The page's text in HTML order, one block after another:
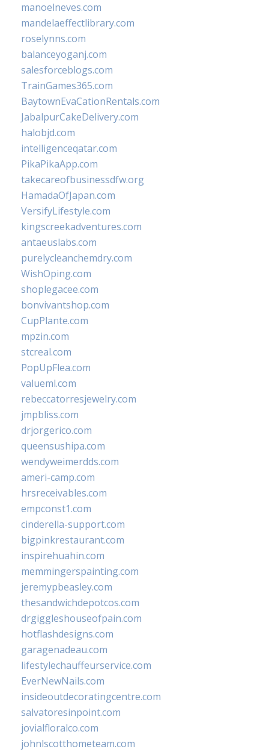
manoelneves.com
mandelaeffectlibrary.com
roselynns.com
balanceyoganj.com
salesforceblogs.com
TrainGames365.com
BaytownEvaCationRentals.com
JabalpurCakeDelivery.com
halobjd.com
intelligenceqatar.com
PikaPikaApp.com
takecareofbusinessdfw.org
HamadaOfJapan.com
VersifyLifestyle.com
kingscreekadventures.com
antaeuslabs.com
purelycleanchemdry.com
WishOping.com
shoplegacee.com
bonvivantshop.com
CupPlante.com
mpzin.com
stcreal.com
PopUpFlea.com
valueml.com
rebeccatorresjewelry.com
jmpbliss.com
drjorgerico.com
queensushipa.com
wendyweimerdds.com
ameri-camp.com
hrsreceivables.com
empconst1.com
cinderella-support.com
bigpinkrestaurant.com
inspirehuahin.com
memmingerspainting.com
jeremypbeasley.com
thesandwichdepotcos.com
drgiggleshouseofpain.com
hotflashdesigns.com
garagenadeau.com
lifestylechauffeurservice.com
EverNewNails.com
insideoutdecoratingcentre.com
salvatoresinpoint.com
jovialfloralco.com
johnlscotthometeam.com